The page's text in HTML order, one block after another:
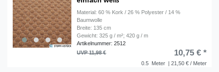
Material: 60 % Kork / 26 % Polyester / 14 %
Baumwolle
Breite: 135 cm
Gewicht: 325 g / m²; 420 g / m
Artikelnummer: 2512
0.5 Meter | 21,50 € / Meter
UVP 11,98 € 10,75 € *